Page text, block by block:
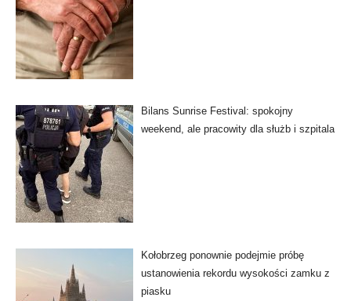
Bilans Sunrise Festival: spokojny
weekend, ale pracowity dla służb i szpitala
Kołobrzeg ponownie podejmie próbę
ustanowienia rekordu wysokości zamku z
piasku